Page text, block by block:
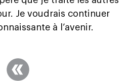
Je voudrais continuer
à l’avenir.